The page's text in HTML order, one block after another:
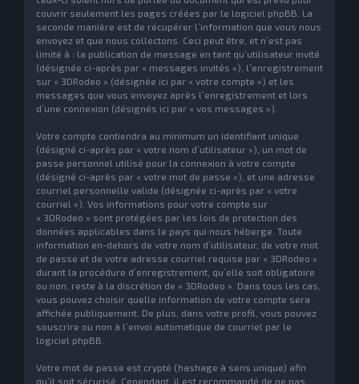
couvrir seulement les pages créées par le logiciel phpBB. La
seconde manière est de récupérer l’information que vous nous
envoyez et que nous collectons. Ceci peut être, et n’est pas
limité à : la publication de message en tant qu’utilisateur invité
(désignée ci-après par « messages invités »), l’enregistrement
sur « 3DRodeo » (désignée ici par « votre compte ») et les
messages que vous envoyez après l’enregistrement et lors
d’une connexion (désignés ici par « vos messages »).
Votre compte contiendra au minimum un identifiant unique
(désigné ci-après par « votre nom d’utilisateur »), un mot de
passe personnel utilisé pour la connexion à votre compte
(désigné ci-après par « votre mot de passe »), et une adresse
courriel personnelle valide (désignée ci-après par « votre
courriel »). Vos informations pour votre compte sur
« 3DRodeo » sont protégées par les lois de protection des
données applicables dans le pays qui nous héberge. Toute
information en-dehors de votre nom d’utilisateur, de votre mot
de passe et de votre adresse courriel requise par « 3DRodeo »
durant la procédure d’enregistrement, qu’elle soit obligatoire
ou non, reste à la discrétion de « 3DRodeo ». Dans tous les cas,
vous pouvez choisir quelle information de votre compte sera
affichée publiquement. De plus, dans votre profil, vous pouvez
souscrire ou non à l’envoi automatique de courriel par le
logiciel phpBB.
Votre mot de passe est crypté (hashage à sens unique) afin
qu’il soit sécurisé. Cependant, il est recommandé de ne pas